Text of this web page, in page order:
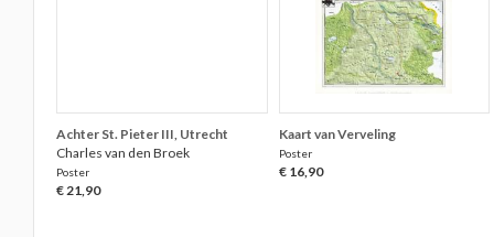
Achter St. Pieter III, Utrecht
Charles van den Broek
Poster
€ 21,90
Kaart van Verveling
Poster
€ 16,90